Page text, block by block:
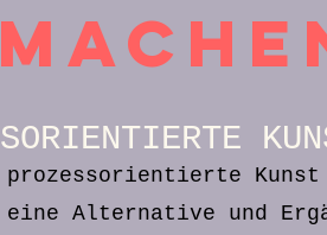
Kunst
Alternative und